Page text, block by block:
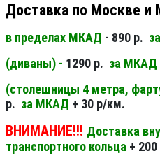
Доставка по Москве и
в пределах МКАД - 890 р.
(диваны) - 1290 р. за МКАД
(столешницы 4 метра,
р. за МКАД + 30 р/км.
ВНИМАНИЕ!!! Доставка
транспортного кольца + 200